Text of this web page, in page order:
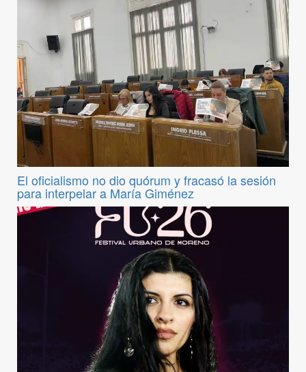
El oficialismo no dio quórum y fracasó la sesión
para interpelar a María Giménez